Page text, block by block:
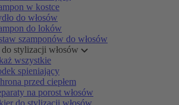
w kostce
do włosów
do loków
szamponów do włosów
stylizacji włosów
wszystkie
spieniający
przed ciepłem
na porost włosów
do stylizacji włosów